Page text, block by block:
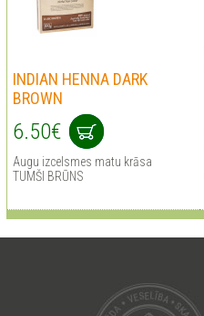
INDIAN HENNA DARK
BROWN
6.50€
Augu izcelsmes matu krāsa
TUMŠI BRŪNS